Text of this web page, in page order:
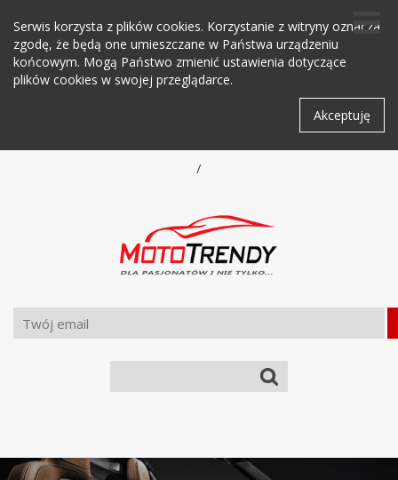
Serwis korzysta z plików cookies. Korzystanie z witryny oznacza
zgodę, że będą one umieszczane w Państwa urządzeniu
końcowym. Mogą Państwo zmienić ustawienia dotyczące
plików cookies w swojej przeglądarce.
Akceptuję
/